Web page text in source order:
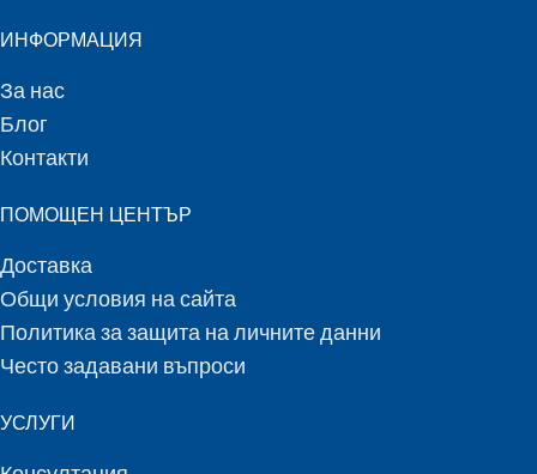
ИНФОРМАЦИЯ
За нас
Блог
Контакти
ПОМОЩЕН ЦЕНТЪР
Доставка
Общи условия на сайта
Политика за защита на личните данни
Често задавани въпроси
УСЛУГИ